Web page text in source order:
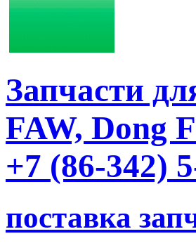
Запчасти
FAW, Dong
+7 (86-342)
поставка